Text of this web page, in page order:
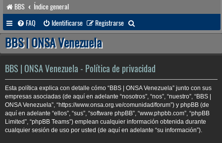
BBS
Índice general
FAQ
Identificarse Registrarse
u
a
r
BBS | ONSA Venezuela
BBS | ONSA Venezuela - Política de privacidad
Esta política explica con detalle cómo “BBS | ONSA Venezuela” junto con sus
empresas asociadas (de aquí en adelante “nosotros”, “nos”, “nuestro”, “BBS |
ONSA Venezuela”, “https://www.onsa.org.ve/comunidad/forum”) y phpBB (de
aquí en adelante “ellos”, “sus”, “software phpBB”, “www.phpbb.com”, “phpBB
Limited”, “phpBB Teams”) emplean cualquier información obtenida durante
cualquier sesión de uso por usted (de aquí en adelante “su información”).